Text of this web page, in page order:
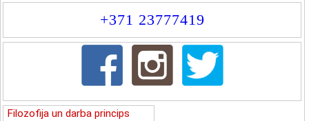
+371 23777419
Filozofija un darba princips